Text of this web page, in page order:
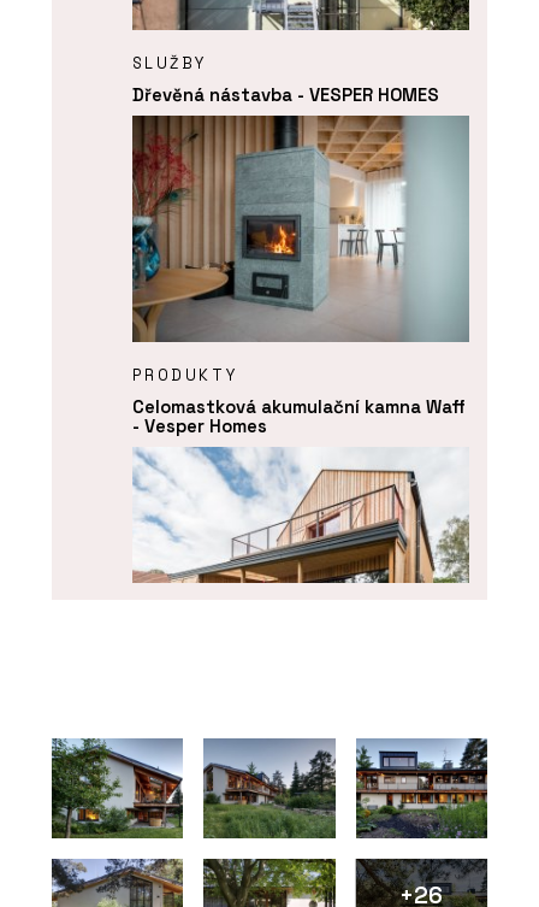
SLUŽBY
Dřevěná nástavba - VESPER HOMES
PRODUKTY
Celomastková akumulační kamna Waff
- Vesper Homes
Bydlení, co léčí tělo i duši
+26